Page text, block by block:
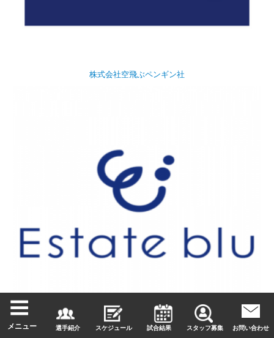
メニュー 選手紹介 スケジュール 試合結果 スタッフ募集 お問い合わせ
株式会社空飛ぶペンギン社
Estate blu